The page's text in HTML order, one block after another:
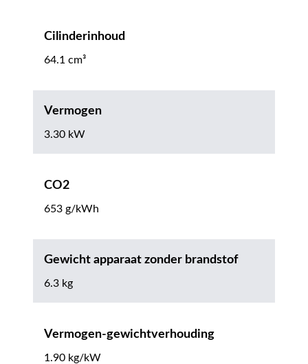
Cilinderinhoud
64.1 cm³
Vermogen
3.30 kW
CO2
653 g/kWh
Gewicht apparaat zonder brandstof
6.3 kg
Vermogen-gewichtverhouding
1.90 kg/kW